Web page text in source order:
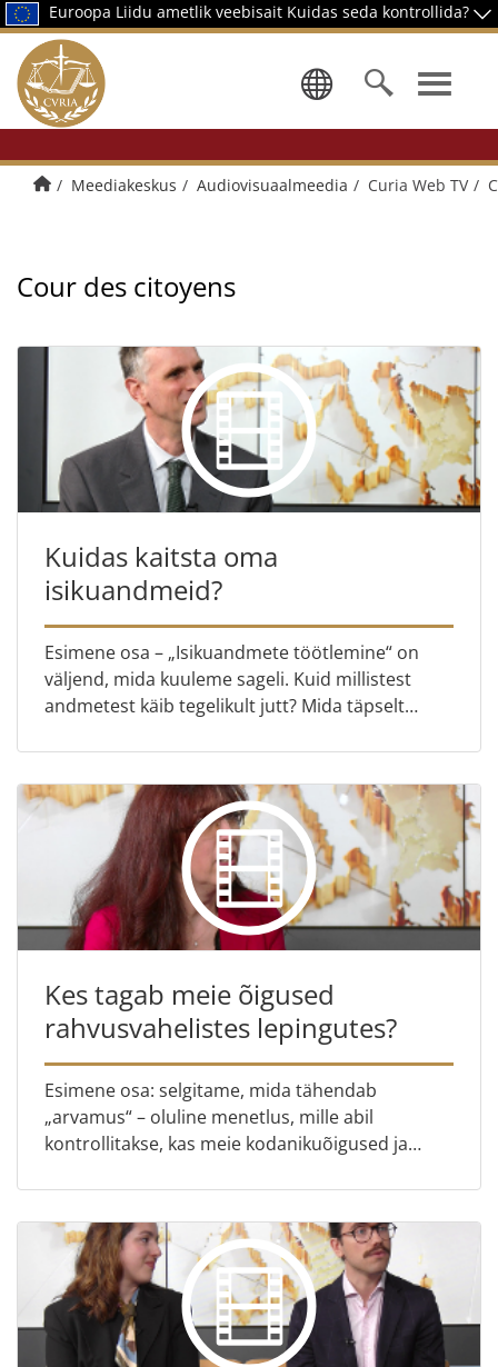
Euroopa Liidu ametlik veebisait Kuidas seda kontrollida?
Keele valik
Avalehele
Meediakeskus Audiovisuaalmeedia Curia Web TV
Cour des citoyens
Kuidas kaitsta oma
isikuandmeid?
Esimene osa – „Isikuandmete töötlemine“ on
väljend, mida kuuleme sageli. Kuid millistest
andmetest käib tegelikult jutt? Mida täpselt
Euroopa Kohtu andmekaitse...
Kes tagab meie õigused
rahvusvahelistes lepingutes?
Esimene osa: selgitame, mida tähendab
„arvamus“ – oluline menetlus, mille abil
kontrollitakse, kas meie kodanikuõigused ja
kooskõlas Teine osa: Radostina Stefanova...